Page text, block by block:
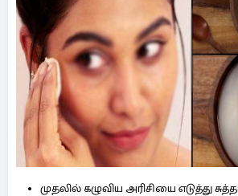
முதலில் கழுவிய அரிசியை எடுத்து